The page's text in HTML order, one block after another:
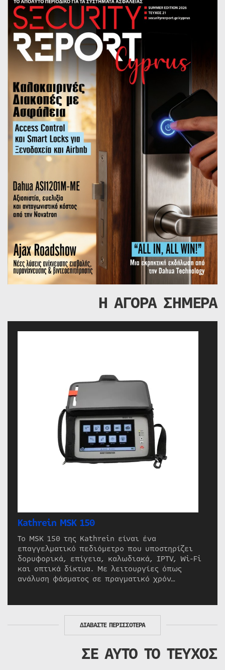
Η ΑΓΟΡΑ ΣΗΜΕΡΑ
Kathrein MSK 150
Το MSK 150 της Kathrein είναι ένα
επαγγελματικό πεδιόμετρο που υποστηρίζει
δορυφορικά, επίγεια, καλωδιακά, IPTV, Wi-Fi
και οπτικά δίκτυα. Με λειτουργίες όπως
ανάλυση φάσματος σε πραγματικό χρόν…
ΔΙΑΒΑΣΤΕ ΠΕΡΙΣΣΟΤΕΡΑ
ΣΕ ΑΥΤΟ ΤΟ ΤΕΥΧΟΣ